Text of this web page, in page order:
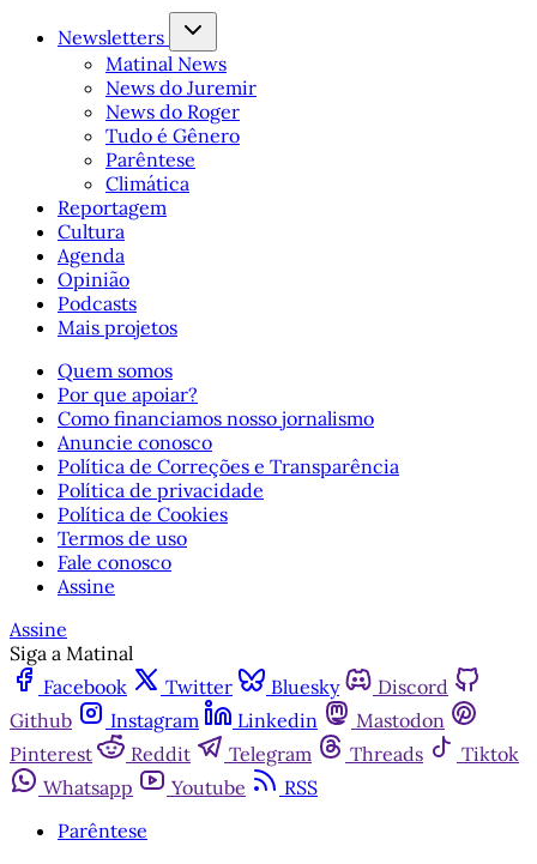
Newsletters
Matinal News
News do Juremir
News do Roger
Tudo é Gênero
Parêntese
Climática
Reportagem
Cultura
Agenda
Opinião
Podcasts
Mais projetos
Quem somos
Por que apoiar?
Como financiamos nosso jornalismo
Anuncie conosco
Política de Correções e Transparência
Política de privacidade
Política de Cookies
Termos de uso
Fale conosco
Assine
Assine
Siga a Matinal
Facebook
Twitter Bluesky
Discord
Github
Instagram Linkedin
Mastodon
Pinterest
Reddit Telegram Threads
Tiktok
Whatsapp
Youtube
RSS
Parêntese